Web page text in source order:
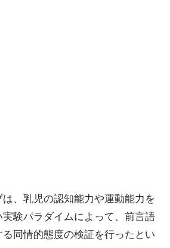
、乳児の認知能力や運動能力を
験パラダイムによって、前言語
同情的態度の検証を行ったとい